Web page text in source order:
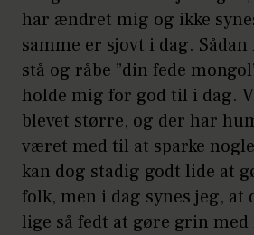
har ændret mig og ikke
samme er sjovt i dag.
stå og råbe ”din fede
holde mig for god til i dag.
blevet større, og der har
været med til at sparke
kan dog stadig godt lide at
folk, men i dag synes jeg, at
lige så fedt at gøre grin med